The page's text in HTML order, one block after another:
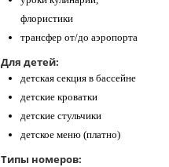
флористики
трансфер от/до аэропорта
Для детей:
детская секция в бассейне
детские кроватки
детские стульчики
детское меню (платно)
Типы номеров: